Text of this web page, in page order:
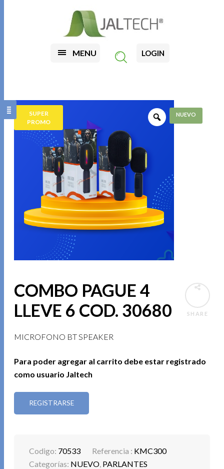
MENU LOGIN
SUPER
PROMO
SHARE
COMBO PAGUE 4
LLEVE 6 COD. 30680
MICROFONO BT SPEAKER
Para poder agregar al carrito debe estar registrado
como usuario Jaltech
REGISTRARSE
Codigo: 70533 Referencia : KMC300
Categorías: NUEVO, PARLANTES